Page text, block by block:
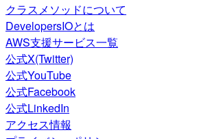
クラスメソッドについて
DevelopersIOとは
AWS支援サービス一覧
公式X(Twitter)
公式YouTube
公式Facebook
公式LinkedIn
アクセス情報